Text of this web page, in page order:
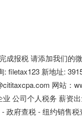
报税 请添加我们的
filetax123 新地址:
网站：
公司个人税务 薪资
府查税 - 纽约销售